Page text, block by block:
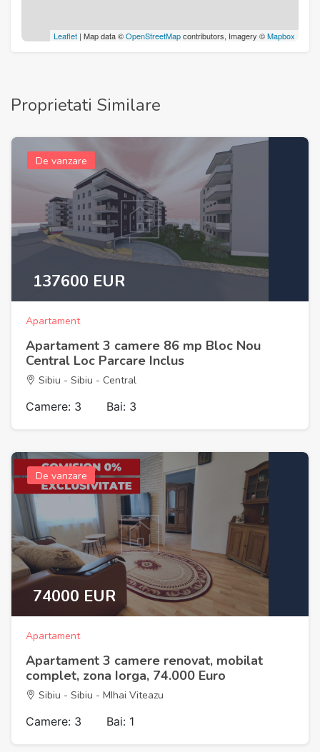
Leaflet | Map data ©OpenStreetMapcontributors, Imagery ©Mapbox
Proprietati Similare
De vanzare
137600 EUR
Apartament
Apartament 3 camere 86 mp Bloc Nou
Central Loc Parcare Inclus
Sibiu - Sibiu - Central
Camere: 3 Bai: 3
De vanzare
74000 EUR
Apartament
Apartament 3 camere renovat, mobilat
complet, zona Iorga, 74.000 Euro
Sibiu - Sibiu - MIhai Viteazu
Camere: 3 Bai: 1